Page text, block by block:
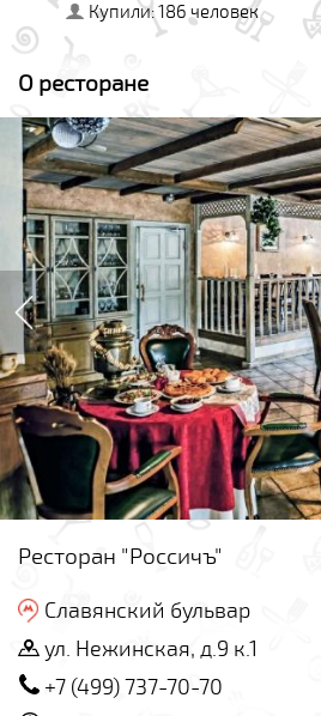
Купили: 186 человек
О ресторане
Ресторан "Россичъ"
Славянский бульвар
ул. Нежинская, д.9 к.1
+7 (499) 737-70-70